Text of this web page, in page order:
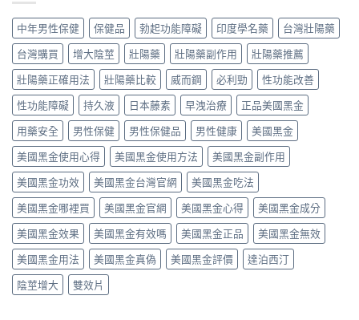
作
用
與
裡
買
一
次
搞
懂〉
中
買、
副
用、
真
假
一
次
搞
懂〉
中
經
典
金
版：
成
分、
用
法、
效
果
與
真
假
辨
別〉
中
｜
藥
實
際
使
用
三
月
心
得：
成
分、
吃
法、
副
作
用
真
日
錠
怎
麼
吃？
藥
師
親
經
驗
談
每
日
保
養、
副
作
用
與
價
中年男性保健 保健品 勃起功能障礙 印度學名藥
台灣壯陽藥
台灣購買
增大陰莖 壯陽藥 壯陽藥副作用
壯陽藥推薦
壯陽藥正確用法
壯陽藥比較 威而鋼 必利勁
性功能改善
性功能障礙
持久液 日本藤素 早洩治療
正品美國黑金
用藥安全
男性保健 男性保健品 男性健康
美國黑金
美國黑金使用心得
美國黑金使用方法
美國黑金副作用
美國黑金功效
美國黑金台灣官網
美國黑金吃法
美國黑金哪裡買
美國黑金官網 美國黑金心得
美國黑金成分
美國黑金效果
美國黑金有效嗎 美國黑金正品
美國黑金無效
美國黑金用法
美國黑金真偽 美國黑金評價
達泊西汀
陰莖增大
雙效片